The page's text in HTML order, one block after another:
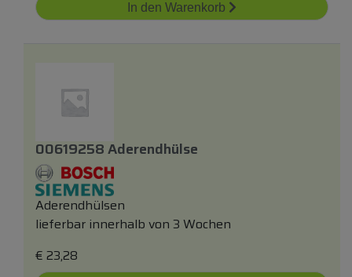
In den Warenkorb
00619258 Aderendhülse
Aderendhülsen
lieferbar innerhalb von 3 Wochen
€ 23,28